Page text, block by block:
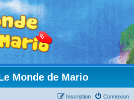
Monde de Mario
Connexion
Inscription